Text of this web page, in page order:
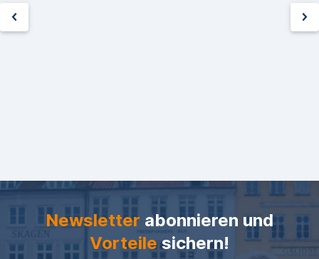
Newsletter abonnieren und
Vorteilesichern!